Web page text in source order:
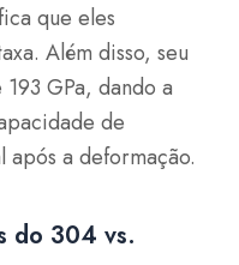
que eles
Além disso, seu
GPa, dando a
de
a deformação.
do 304 vs.